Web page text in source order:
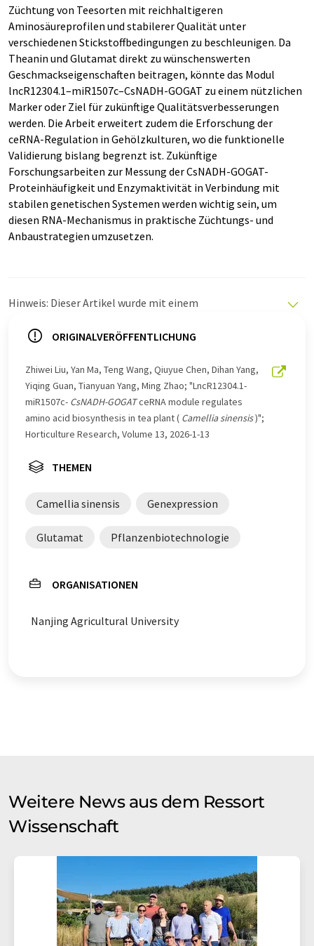
Züchtung von Teesorten mit reichhaltigeren
Aminosäureprofilen und stabilerer Qualität unter
verschiedenen Stickstoffbedingungen zu beschleunigen. Da
Theanin und Glutamat direkt zu wünschenswerten
Geschmackseigenschaften beitragen, könnte das Modul
lncR12304.1–miR1507c–CsNADH-GOGAT zu einem nützlichen
Marker oder Ziel für zukünftige Qualitätsverbesserungen
werden. Die Arbeit erweitert zudem die Erforschung der
ceRNA-Regulation in Gehölzkulturen, wo die funktionelle
Validierung bislang begrenzt ist. Zukünftige
Forschungsarbeiten zur Messung der CsNADH-GOGAT-
Proteinhäufigkeit und Enzymaktivität in Verbindung mit
stabilen genetischen Systemen werden wichtig sein, um
diesen RNA-Mechanismus in praktische Züchtungs- und
Anbaustrategien umzusetzen.
Hinweis: Dieser Artikel wurde mit einem
LUMITOS bietet diese automatischen Übersetzungen
Nachrichten zu präsentieren. Da dieser Artikel mit
automatischer Übersetzung übersetzt wurde, ist es
möglich, dass er Fehler im Vokabular, in der Syntax oder
in der Grammatik enthält. Den ursprünglichen Artikel in
Englisch finden Siehier
ORIGINALVERÖFFENTLICHUNG
Zhiwei Liu, Yan Ma, Teng Wang, Qiuyue Chen, Dihan Yang,
Yiqing Guan, Tianyuan Yang, Ming Zhao; "LncR12304.1-
miR1507c- CsNADH-GOGATceRNA module regulates
amino acid biosynthesis in tea plant ( Camellia sinensis)";
Horticulture Research, Volume 13, 2026-1-13
THEMEN
Camellia sinensis Genexpression
Glutamat Pflanzenbiotechnologie
ORGANISATIONEN
Nanjing Agricultural University
Weitere News aus dem Ressort
Wissenschaft